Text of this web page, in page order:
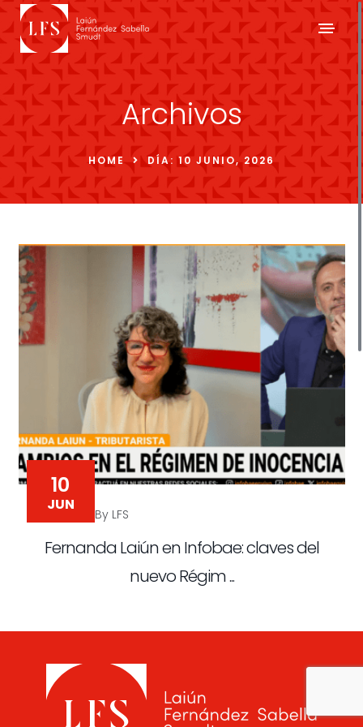
Archivos
HOME DÍA: 10 JUNIO, 2026
10
JUN
By LFS
Fernanda Laiún en Infobae: claves del
nuevo Régim ...